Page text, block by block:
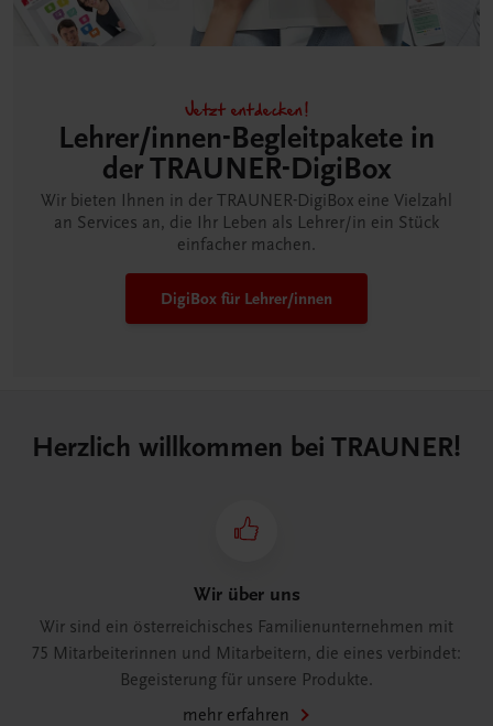
Jetzt entdecken!
Lehrer/innen-Begleitpakete in
der TRAUNER-DigiBox
Wir bieten Ihnen in der TRAUNER-DigiBox eine Vielzahl
an Services an, die Ihr Leben als Lehrer/in ein Stück
einfacher machen.
DigiBox für Lehrer/innen
Herzlich willkommen bei TRAUNER!
Wir über uns
Wir sind ein österreichisches Familienunternehmen mit
75 Mitarbeiterinnen und Mitarbeitern, die eines verbindet:
Begeisterung für unsere Produkte.
mehr erfahren